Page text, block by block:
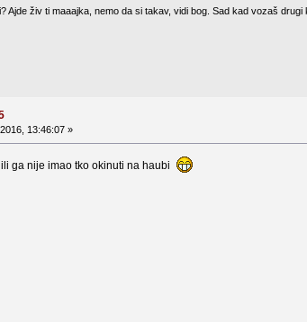
Ajde živ ti maaajka, nemo da si takav, vidi bog. Sad kad vozaš
13:46:07 »
ga nije imao tko okinuti na haubi